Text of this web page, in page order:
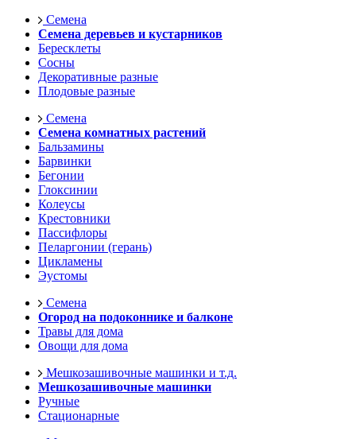
Семена
Семена деревьев и кустарников
Бересклеты
Сосны
Декоративные разные
Плодовые разные
Семена
Семена комнатных растений
Бальзамины
Барвинки
Бегонии
Глоксинии
Колеусы
Крестовники
Пассифлоры
Пеларгонии (герань)
Цикламены
Эустомы
Семена
Огород на подоконнике и балконе
Травы для дома
Овощи для дома
Мешкозашивочные машинки и т.д.
Мешкозашивочные машинки
Ручные
Стационарные